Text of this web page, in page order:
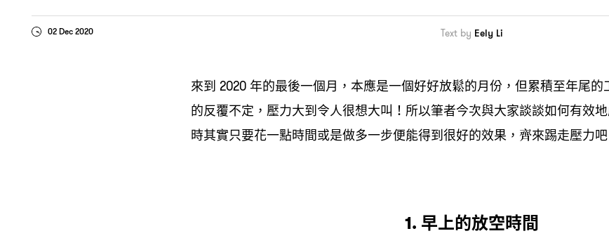
02 Dec 2020 Text by Eely Li
來到 2020 年的最後一個月 ， 本應是一個好好放鬆的月份 ， 但累積至年尾的
的反覆不定 ， 壓力大到令人很想大叫 ！ 所以筆者今次與大家談談如何有效
時其實只要花一點時間或是做多一步便能得到很好的效果 ， 齊來踢走壓力吧
1. 早上的放空時間